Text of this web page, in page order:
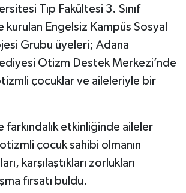
Tıp Fakültesi 3. Sınıf
kurulan Engelsiz Kampüs Sosyal
Grubu üyeleri; Adana
Otizm Destek Merkezi’nde
çocuklar ve aileleriyle bir
farkındalık etkinliğinde aileler
çocuk sahibi olmanın
karşılaştıkları zorlukları
fırsatı buldu.